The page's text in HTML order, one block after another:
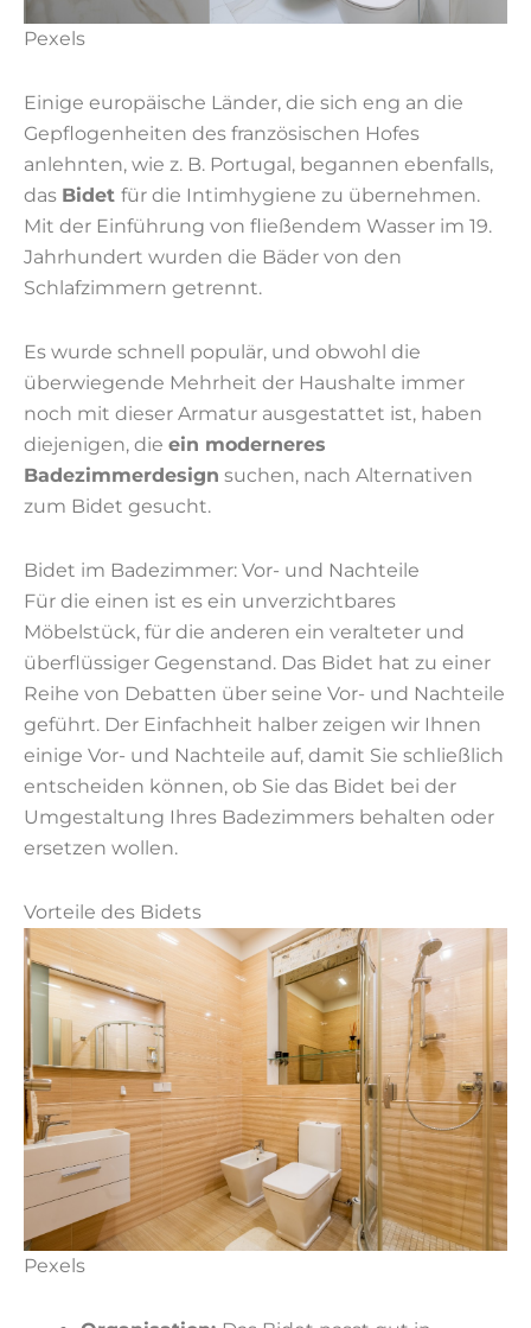
Pexels
Einige europäische Länder, die sich eng an die
Gepflogenheiten des französischen Hofes
anlehnten, wie z. B. Portugal, begannen ebenfalls,
das Bidet für die Intimhygiene zu übernehmen.
Mit der Einführung von fließendem Wasser im 19.
Jahrhundert wurden die Bäder von den
Schlafzimmern getrennt.
Es wurde schnell populär, und obwohl die
überwiegende Mehrheit der Haushalte immer
noch mit dieser Armatur ausgestattet ist, haben
diejenigen, die ein moderneres
Badezimmerdesign suchen, nach Alternativen
zum Bidet gesucht.
Bidet im Badezimmer: Vor- und Nachteile
Für die einen ist es ein unverzichtbares
Möbelstück, für die anderen ein veralteter und
überflüssiger Gegenstand. Das Bidet hat zu einer
Reihe von Debatten über seine Vor- und Nachteile
geführt. Der Einfachheit halber zeigen wir Ihnen
einige Vor- und Nachteile auf, damit Sie schließlich
entscheiden können, ob Sie das Bidet bei der
Umgestaltung Ihres Badezimmers behalten oder
ersetzen wollen.
Vorteile des Bidets
Pexels